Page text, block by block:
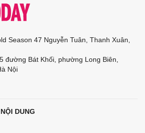
Season 47 Nguyễn Tuân, Thanh Xuân,
đường Bát Khối, phường Long Biên,
Nội
DUNG